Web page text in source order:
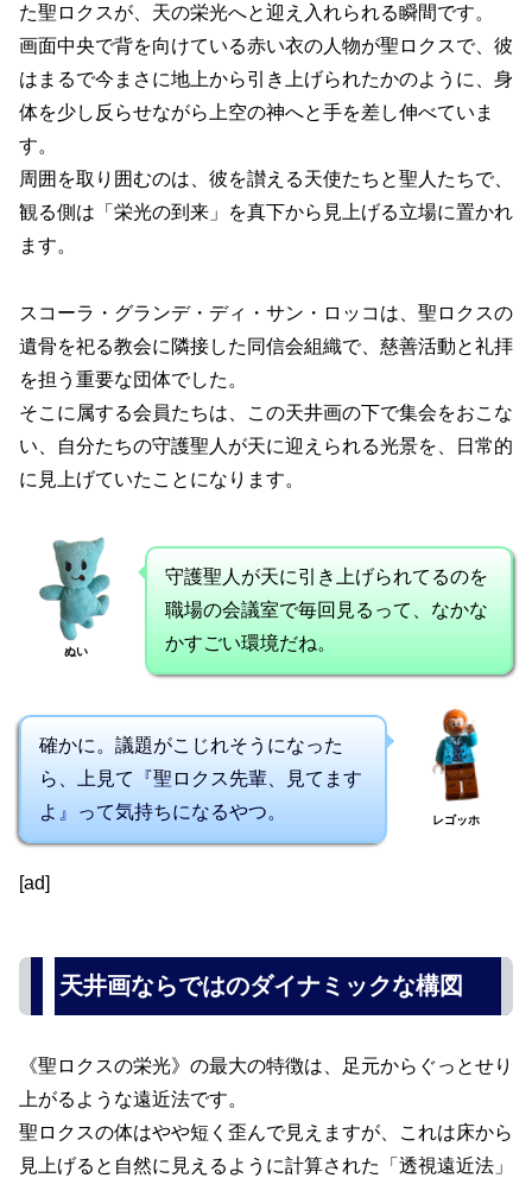
た聖ロクスが、天の栄光へと迎え入れられる瞬間です。
画面中央で背を向けている赤い衣の人物が聖ロクスで、彼
はまるで今まさに地上から引き上げられたかのように、身
体を少し反らせながら上空の神へと手を差し伸べていま
す。
周囲を取り囲むのは、彼を讃える天使たちと聖人たちで、
観る側は「栄光の到来」を真下から見上げる立場に置かれ
ます。
スコーラ・グランデ・ディ・サン・ロッコは、聖ロクスの
遺骨を祀る教会に隣接した同信会組織で、慈善活動と礼拝
を担う重要な団体でした。
そこに属する会員たちは、この天井画の下で集会をおこな
い、自分たちの守護聖人が天に迎えられる光景を、日常的
に見上げていたことになります。
ぬい
守護聖人が天に引き上げられてるのを
職場の会議室で毎回見るって、なかな
かすごい環境だね。
確かに。議題がこじれそうになった
ら、上見て『聖ロクス先輩、見てます
よ』って気持ちになるやつ。
レゴッホ
[ad]
天井画ならではのダイナミックな構図
《聖ロクスの栄光》の最大の特徴は、足元からぐっとせり
上がるような遠近法です。
聖ロクスの体はやや短く歪んで見えますが、これは床から
見上げると自然に見えるように計算された「透視遠近法」